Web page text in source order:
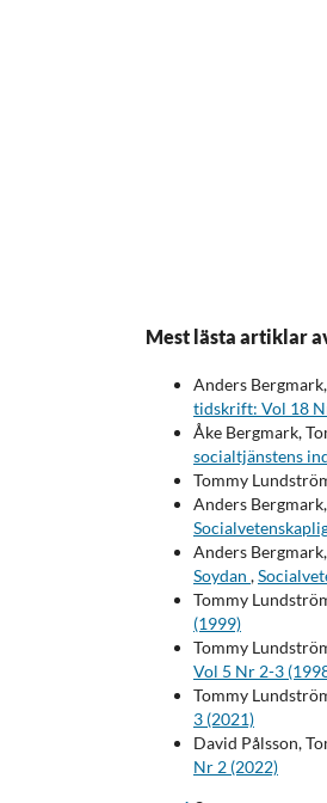
Mest lästa artiklar
Anders
tidskrift: Vol 18
Åke Bergmark,
socialtjänstens
Tommy
Anders
Anders
Soydan ,
Tommy
(1999)
Tommy
Vol 5 Nr 2-3
Tommy
3 (2021)
David Pålsson,
Nr 2 (2022)